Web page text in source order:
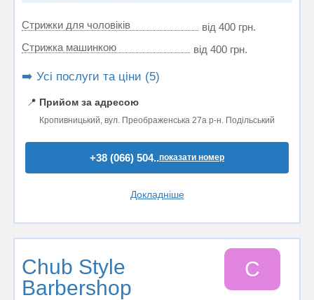
Стрижки для чоловіків
від 400 грн.
Стрижка машинкою
від 400 грн.
➡️ Усі послуги та ціни (5)
📍 Прийом за адресою
Кропивницький, вул. Преображенська 27а р-н. Подільський
+38 (066) 504..показати номер
Докладніше
Chub Style
Barbershop
C